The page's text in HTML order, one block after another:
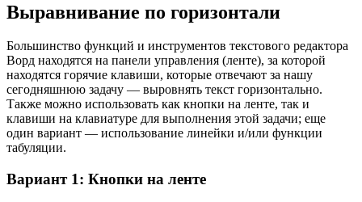
Выравнивание по горизонтали
Большинство функций и инструментов текстового редактора
Ворд находятся на панели управления (ленте), за которой
находятся горячие клавиши, которые отвечают за нашу
сегодняшнюю задачу — выровнять текст горизонтально.
Также можно использовать как кнопки на ленте, так и
клавиши на клавиатуре для выполнения этой задачи; еще
один вариант — использование линейки и/или функции
табуляции.
Вариант 1: Кнопки на ленте